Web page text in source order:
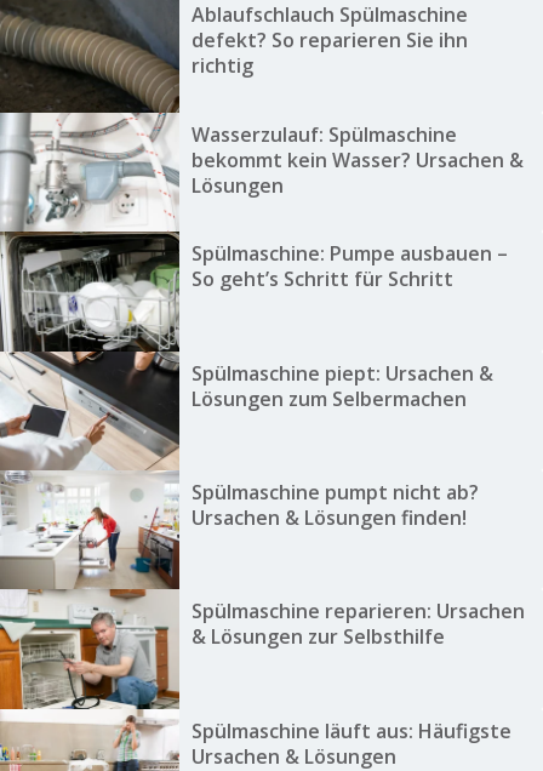
Ablaufschlauch Spülmaschine
defekt? So reparieren Sie ihn
richtig
Wasserzulauf: Spülmaschine
bekommt kein Wasser? Ursachen &
Lösungen
Spülmaschine: Pumpe ausbauen –
So geht’s Schritt für Schritt
Spülmaschine piept: Ursachen &
Lösungen zum Selbermachen
Spülmaschine pumpt nicht ab?
Ursachen & Lösungen finden!
Spülmaschine reparieren: Ursachen
& Lösungen zur Selbsthilfe
Spülmaschine läuft aus: Häufigste
Ursachen & Lösungen